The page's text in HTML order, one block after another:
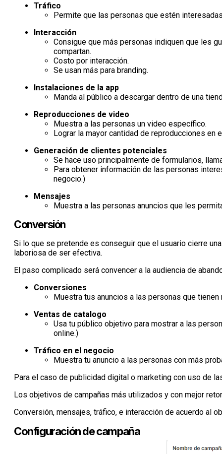
Tráfico
Permite que las personas que estén
Interacción
Consigue que más personas indiquen que les
compartan.
Costo por interacción.
Se usan más para branding.
Instalaciones de la app
Manda al público a descargar dentro de una
Reproducciones de video
Muestra a las personas un video específico.
Lograr la mayor cantidad de reproducciones en
Generación de clientes potenciales
Se hace uso principalmente de formularios,
Para obtener información de las personas
negocio.)
Mensajes
Muestra a las personas anuncios que les
Conversión
Si lo que se pretende es conseguir que el usuario cierre
laboriosa de ser efectiva.
El paso complicado será convencer a la audiencia de
Conversiones
Muestra tus anuncios a las personas que
Ventas de catalogo
Usa tu público objetivo para mostrar a las
online.)
Tráfico en el negocio
Muestra tu anuncio a las personas con más
Para el caso de publicidad digital o marketing con uso de
Los objetivos de campañas más utilizados y con mejor
Conversión, mensajes, tráfico, e interacción de acuerdo al
Configuración de campaña